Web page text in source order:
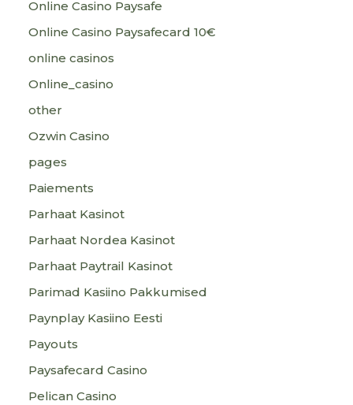
Online Casino Paysafe
Online Casino Paysafecard 10€
online casinos
Online_casino
other
Ozwin Casino
pages
Paiements
Parhaat Kasinot
Parhaat Nordea Kasinot
Parhaat Paytrail Kasinot
Parimad Kasiino Pakkumised
Paynplay Kasiino Eesti
Payouts
Paysafecard Casino
Pelican Casino